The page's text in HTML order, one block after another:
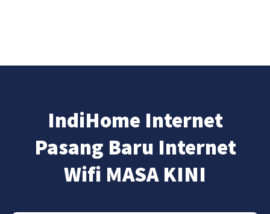
IndiHome Internet
Pasang Baru Internet
Wifi MASA KINI